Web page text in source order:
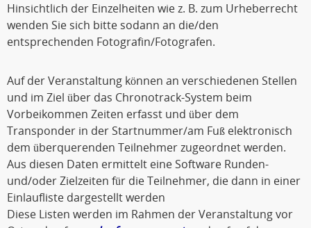
Hinsichtlich der Einzelheiten wie z. B. zum Urheberrecht
wenden Sie sich bitte sodann an die/den
entsprechenden Fotografin/Fotografen.
Auf der Veranstaltung können an verschiedenen Stellen
und im Ziel über das Chronotrack-System beim
Vorbeikommen Zeiten erfasst und über dem
Transponder in der Startnummer/am Fuß elektronisch
dem überquerenden Teilnehmer zugeordnet werden.
Aus diesen Daten ermittelt eine Software Runden-
und/oder Zielzeiten für die Teilnehmer, die dann in einer
Einlaufliste dargestellt werden
Diese Listen werden im Rahmen der Veranstaltung vor